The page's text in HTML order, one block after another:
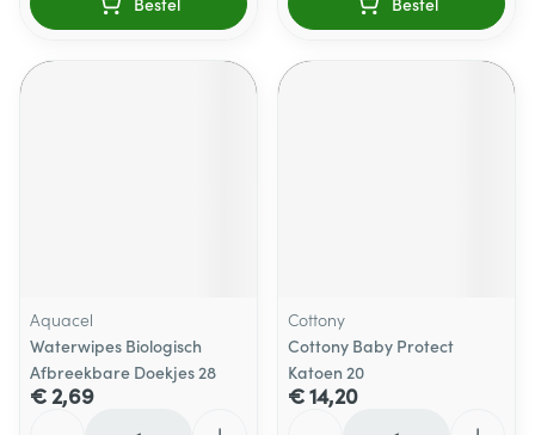
Aquacel
Waterwipes Biologisch
Afbreekbare Doekjes 28
€ 2,69
Cottony
Cottony Baby Protect
Katoen 20
€ 14,20